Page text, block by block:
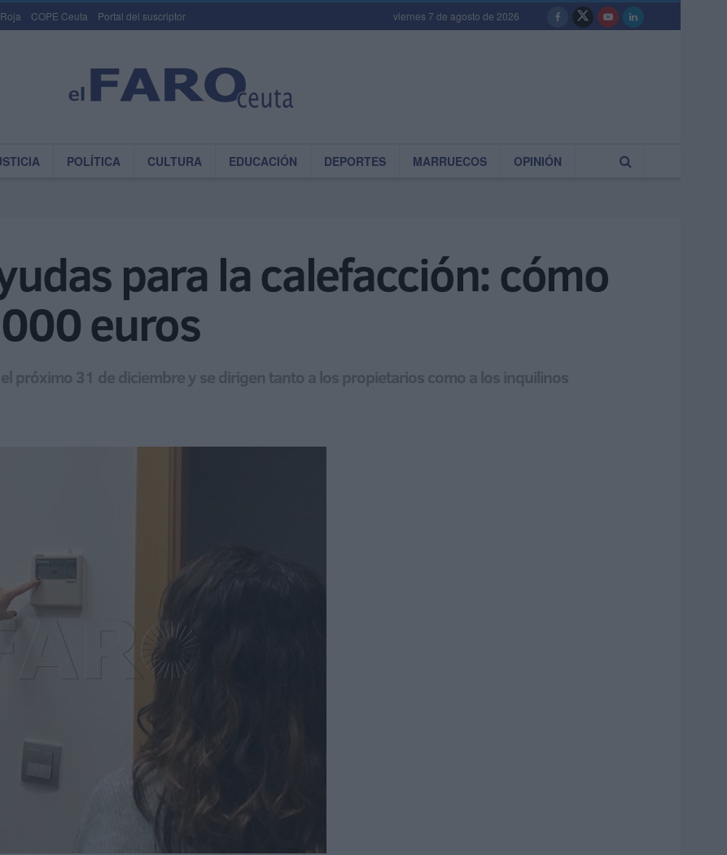
COPE Ceuta Portal del suscriptor viernes 7 de agosto de 2026
POLÍTICA CULTURA EDUCACIÓN DEPORTES MARRUECOS OPINIÓN
para la calefacción: cómo
euros
próximo 31 de diciembre y se dirigen tanto a los propietarios como a los inquilinos